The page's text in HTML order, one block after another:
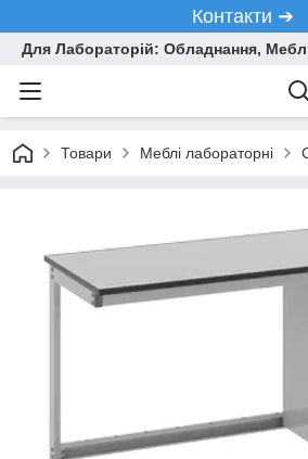
Контакти ➔
Для Лабораторій: Обладнання,
Товари Меблі лабораторні